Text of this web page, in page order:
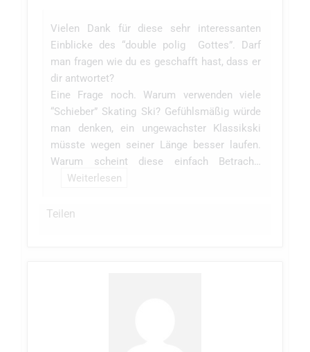
Vielen Dank für diese sehr interessanten
Einblicke des “double polig Gottes”. Darf
man fragen wie du es geschafft hast, dass er
dir antwortet?
Eine Frage noch. Warum verwenden viele
“Schieber” Skating Ski? Gefühlsmäßig würde
man denken, ein ungewachster Klassikski
müsste wegen seiner Länge besser laufen.
Warum scheint diese einfach Betrach…
Weiterlesen
Teilen